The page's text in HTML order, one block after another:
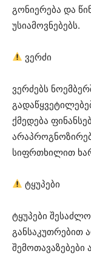
გონიერება და
უსიამოვნებებს.
ვერძი
ვერძებს
ქმედება
სიფრთხილით
ტყუპები
ტყუპები
განსაკუთრებით